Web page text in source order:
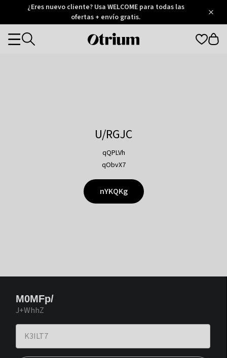
Otrium
Trustpilot
¿Eres nuevo cliente? Usa WELCOME para todas las
ofertas + envío gratis.
Otrium
Categories
U/RGJC
qQPLVh
qObvX7
nYKQKg
M0MFp/
J+WhhZ